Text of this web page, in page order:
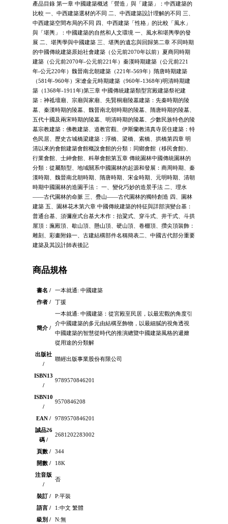
產品目錄 第一章 中國建築概述「營造」與「建築」：中西建築的
比較 一、中西建築選材的不同 二、中西建築設計理解的不同 三、
中西建築空間布局的不同 四、中西建築「性格」的比較「風水」
與「堪輿」：中國建築的自然和人文環境 一、風水和堪輿學的發
展 二、堪輿學與中國建築 三、堪輿的遺忘與回歸第二章 不同時期
的中國傳統建築原始社會建築（公元前2070年以前）夏商同時期
建築（公元前2070年-公元前221年）秦漢時期建築（公元前221
年-公元220年）魏晉南北朝建築（221年-569年）隋唐時期建築
（581年-960年）宋遼金元時期建築（960年-1368年)明清時期建
築（1368年-1911年)第三章 中國傳統建築類型宮殿建築祭祀建
築：神祗壇廟、宗廟與家廟、先賢桐廟陵墓建築：先秦時期的陵
墓、秦漢時期的陵墓、魏晉南北朝時期的陵墓、隋唐時期的陵墓、
五代十國及兩宋時期的陵墓、明清時期的陵墓、少數民族特色的陵
墓宗教建築：佛教建築、道教官觀、伊斯蘭教清真寺居住建築：特
色民居、歷史古城橋梁建築：浮橋、梁橋、索橋、拱橋第四章 明
清以來的會館建築會館概說會館的分類：同鄉會館（移民會館)、
行業會館、士紳會館、科舉會館第五章 傳統園林中國傳統園林的
分類：從屬類型、地域關系中國園林的起源和發展：商周時期、秦
漢時期、魏晉南北朝時期、隋唐時期、宋金時期、元明時期、清朝
時期中國園林的造園手法： 一、變化巧妙的造景手法 二、理水
——古代園林的命脈 三、疊山——古代園林的獨特創造 四、園林
建築 五、園林花木第六章 中國傳統建築的特征與詳部演變台基：
普通台基、須彌座式台基大木作：抬粱式、穿斗式、井干式、斗拱
屋頂：廡殿頂、歇山頂、懸山頂、硬山頂、卷棚頂、攢尖頂裝飾：
雕刻、彩畫附錄一、古建結構部件名稱簡表二、中國古代部分重要
建築及其設計師表後記
商品規格
書名 /
一本就通: 中國建築
作者 /
丁援
簡介 /
一本就通: 中國建築：從宮殿至民居，以最宏觀的角度引
介中國建築的多元由結構至飾物，以最細膩的視角透視
中國建築的智慧從時代的推演總覽中國建築風格的遞嬗
從用途的分類解
出版社
/
聯經出版事業股份有限公司
ISBN13
/
9789570846201
ISBN10
/
9570846208
EAN /
9789570846201
誠品26
碼 /
2681202283002
頁數 /
344
開數 /
18K
注音版
/
否
裝訂 /
P:平裝
語言 /
1:中文 繁體
級別 /
N:無